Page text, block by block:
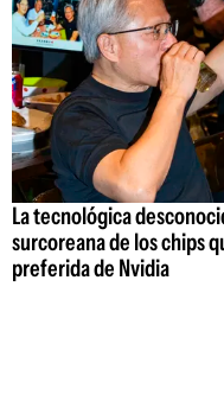
La tecnológica
surcoreana de los chips
preferida de Nvidia